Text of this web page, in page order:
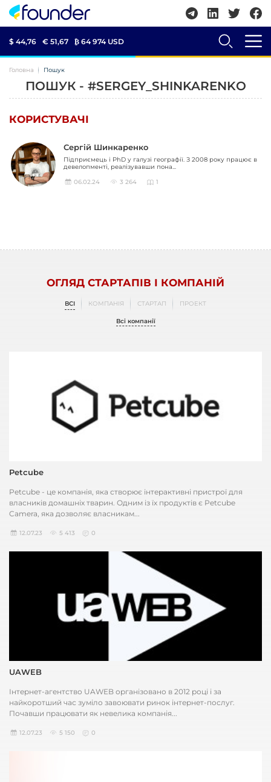
$ 44,76 € 51,67 ₿ 64 974 USD
Головна Пошук
ПОШУК - #SERGEY_SHINKARENKO
КОРИСТУВАЧІ
Сергій Шинкаренко
Підприємець і PhD у галузі географії. З 2008 року працює в
девелопменті, реалізувавши пона...
06.02.24
3 264 1
ОГЛЯД СТАРТАПІВ І КОМПАНІЙ
ВСІ КОМПАНІЯ СТАРТАП ПРОЕКТ
Всі компанії
Petcube
Petcube - це компанія, яка створює інтерактивні пристрої для
власників домашніх тварин. Одним із їх продуктів є Petcube
Camera, яка дозволяє власникам...
12.07.23 5 413 0
UAWEB
Інтернет-агентство UAWEB організовано в 2012 році і за
найкоротший час зуміло завоювати ринок інтернет-послуг.
Почавши працювати як невелика компанія...
12.07.23 5 150 0